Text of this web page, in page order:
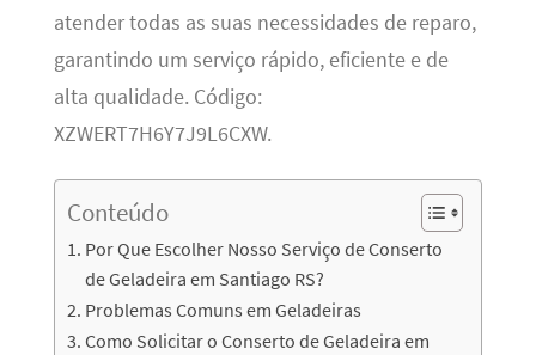
atender todas as suas necessidades de reparo,
garantindo um serviço rápido, eficiente e de
alta qualidade. Código:
XZWERT7H6Y7J9L6CXW.
Conteúdo
Por Que Escolher Nosso Serviço de Conserto
de Geladeira em Santiago RS?
Problemas Comuns em Geladeiras
Como Solicitar o Conserto de Geladeira em